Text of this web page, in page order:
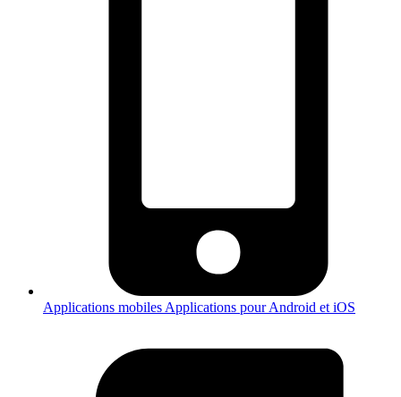
Applications mobiles Applications pour Android et iOS